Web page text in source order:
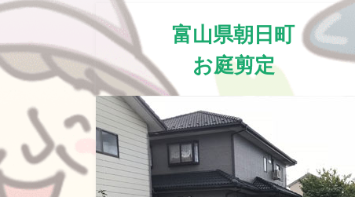
富山県朝日町
お庭剪定